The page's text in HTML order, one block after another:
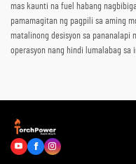
mas kaunti na fuel habang
pamamagitan ng pagpili sa aming
matalinong desisyon sa pananalapi
operasyon nang hindi lumalabag sa